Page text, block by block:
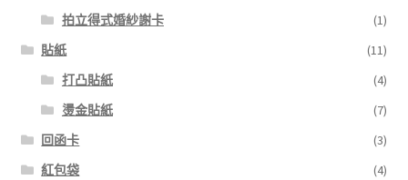
拍立得式婚紗謝卡
(1)
貼紙
(11)
打凸貼紙
(4)
燙金貼紙
(7)
回函卡
(3)
紅包袋
(4)